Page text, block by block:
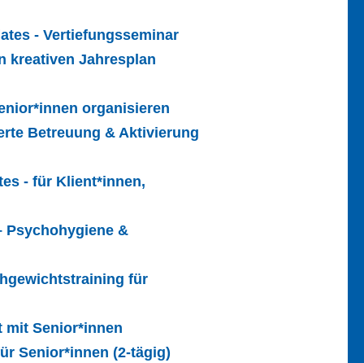
- Vertiefungsseminar
kreativen Jahresplan
organisieren
Betreuung & Aktivierung
- für Klient*innen,
Psychohygiene &
für
mit Senior*innen
Senior*innen (2-tägig)